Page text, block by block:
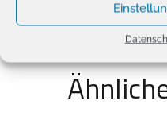
Teamzugehörigkeit